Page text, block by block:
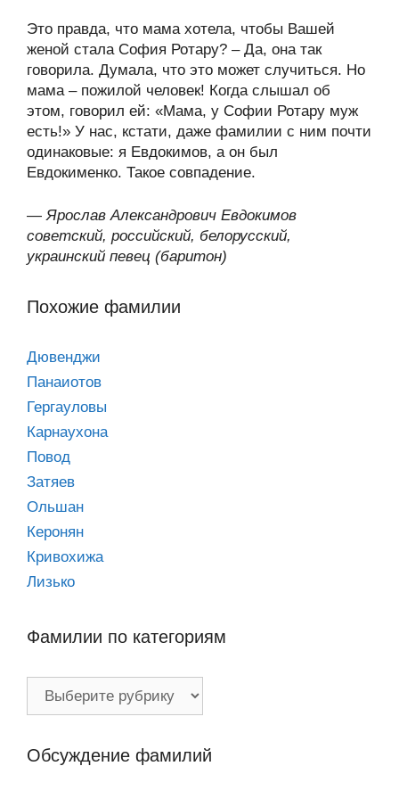
Это правда, что мама хотела, чтобы Вашей
женой стала София Ротару? – Да, она так
говорила. Думала, что это может случиться. Но
мама – пожилой человек! Когда слышал об
этом, говорил ей: «Мама, у Софии Ротару муж
есть!» У нас, кстати, даже фамилии с ним почти
одинаковые: я Евдокимов, а он был
Евдокименко. Такое совпадение.
—Ярослав Александрович Евдокимов
советский, российский, белорусский,
украинский певец (баритон)
Похожие фамилии
Дювенджи
Панаиотов
Гергауловы
Карнаухона
Повод
Затяев
Ольшан
Керонян
Кривохижа
Лизько
Фамилии по категориям
Фамилии
Обсуждение фамилий